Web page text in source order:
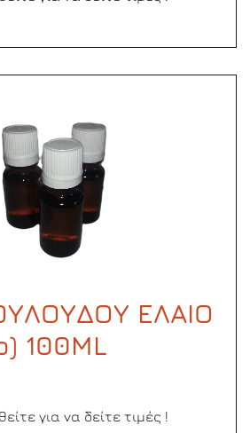
ΕΛΑΙΟ
100ML
για να δείτε τιμές !